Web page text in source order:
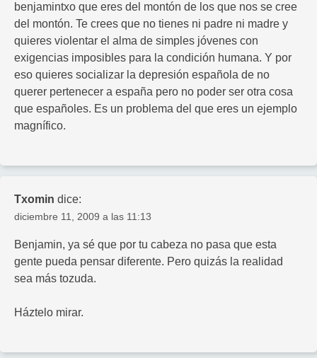
benjamintxo que eres del montón de los que nos se cree
del montón. Te crees que no tienes ni padre ni madre y
quieres violentar el alma de simples jóvenes con
exigencias imposibles para la condición humana. Y por
eso quieres socializar la depresión española de no
querer pertenecer a españa pero no poder ser otra cosa
que españoles. Es un problema del que eres un ejemplo
magnífico.
Txomin dice:
diciembre 11, 2009 a las 11:13
Benjamin, ya sé que por tu cabeza no pasa que esta
gente pueda pensar diferente. Pero quizás la realidad
sea más tozuda.
Háztelo mirar.